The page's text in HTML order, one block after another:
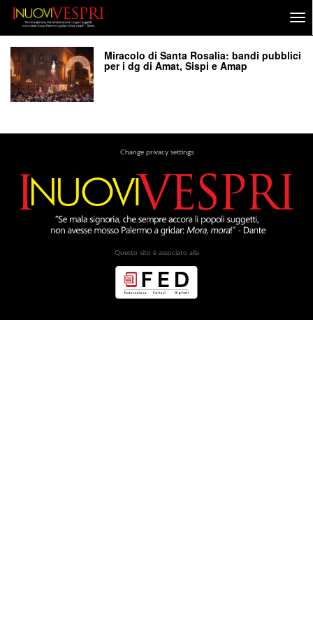
Miracolo di Santa Rosalia: bandi pubblici
per i dg di Amat, Sispi e Amap
Change privacy settings
Questo sito è associato alla